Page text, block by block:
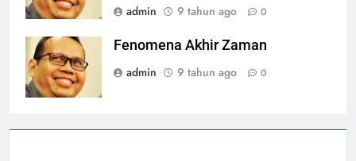
admin
9 tahun ago 0
Fenomena Akhir Zaman
admin
9 tahun ago 0